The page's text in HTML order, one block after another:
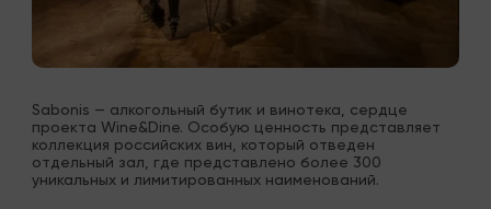
Sabonis — алкогольный бутик и винотека, сердце
проекта Wine&Dine. Особую ценность представляет
коллекция российских вин, который отведен
отдельный зал, где представлено более 300
уникальных и лимитированных наименований.